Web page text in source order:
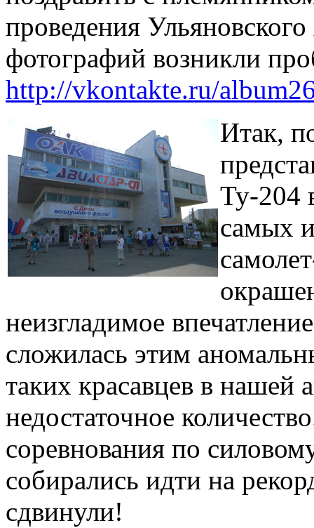
проведения
фотографий возникли
http://vkontakte.ru/
Итак,
Ту-204
самых
неизгладимое
сложилась этим
таких красавцев в нашей
недостаточное
соревнования по
собирались идти на
сдвинули!